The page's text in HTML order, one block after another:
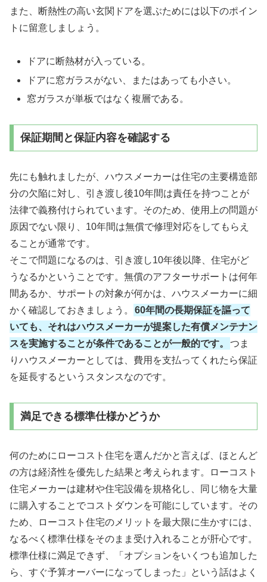
また、断熱性の高い玄関ドアを選ぶためには以下のポイン
トに留意しましょう。
ドアに断熱材が入っている。
ドアに窓ガラスがない、またはあっても小さい。
窓ガラスが単板ではなく複層である。
保証期間と保証内容を確認する
先にも触れましたが、ハウスメーカーは住宅の主要構造部
分の欠陥に対し、引き渡し後10年間は責任を持つことが
法律で義務付けられています。そのため、使用上の問題が
原因でない限り、10年間は無償で修理対応をしてもらえ
ることが通常です。
そこで問題になるのは、引き渡し10年後以降、住宅がど
うなるかということです。無償のアフターサポートは何年
間あるか、サポートの対象が何かは、ハウスメーカーに細
かく確認しておきましょう。
60年間の長期保証を謳って
いても、それはハウスメーカーが提案した有償メンテナン
スを実施することが条件であることが一般的です。
つま
りハウスメーカーとしては、費用を支払ってくれたら保証
を延長するというスタンスなのです。
満足できる標準仕様かどうか
何のためにローコスト住宅を選んだかと言えば、ほとんど
の方は経済性を優先した結果と考えられます。ローコスト
住宅メーカーは建材や住宅設備を規格化し、同じ物を大量
に購入することでコストダウンを可能にしています。その
ため、
ローコスト住宅のメリットを最大限に生かすには、
なるべく標準仕様をそのまま受け入れることが肝心です。
標準仕様に満足できず、「オプションをいくつも追加した
ら、すぐ予算オーバーになってしまった」という話はよく